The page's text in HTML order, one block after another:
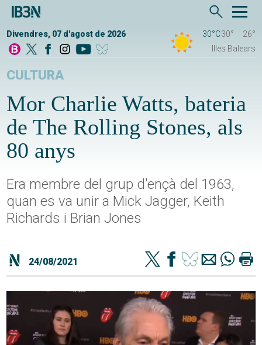
Divendres, 07 d'agost de 2026 30°C30°
26°
Illes Balears
CULTURA
Mor Charlie Watts, bateria
de The Rolling Stones, als
80 anys
Era membre del grup d'ençà del 1963,
quan es va unir a Mick Jagger, Keith
Richards i Brian Jones
24/08/2021